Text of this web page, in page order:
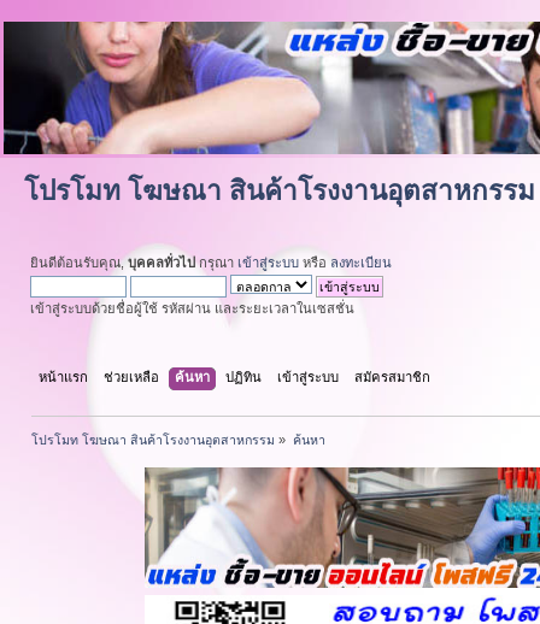
โปรโมท โฆษณา สินค้าโรงงานอุตสาหกรรม
ยินดีต้อนรับคุณ,บุคคลทั่วไปกรุณา เข้าสู่ระบบ หรือ ลงทะเบียน
เข้าสู่ระบบด้วยชื่อผู้ใช้ รหัสผ่าน และระยะเวลาในเซสชั่น
หน้าแรก ช่วยเหลือ ค้นหา ปฏิทิน เข้าสู่ระบบ สมัครสมาชิก
โปรโมท โฆษณา สินค้าโรงงานอุตสาหกรรม » ค้นหา